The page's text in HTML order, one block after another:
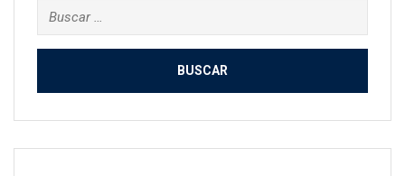
Buscar: